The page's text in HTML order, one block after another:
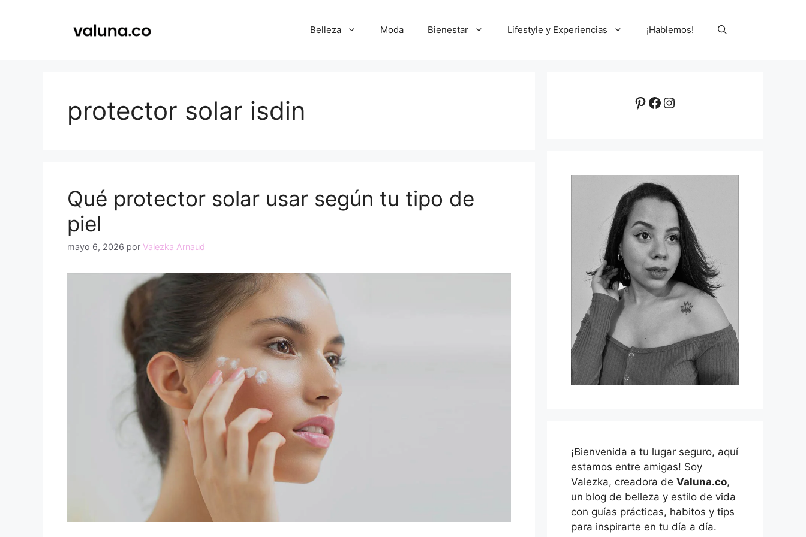
Belleza Moda Bienestar Lifestyle y Experiencias ¡Hablemos!
protector solar isdin
Qué protector solar usar según tu tipo de
piel
mayo 6, 2026 por Valezka Arnaud
Pinterest
Facebook
Instagram
¡Bienvenida a tu lugar seguro, aquí
estamos entre amigas! Soy
Valezka, creadora de Valuna.co,
un blog de belleza y estilo de vida
con guías prácticas, habitos y tips
para inspirarte en tu día a día.